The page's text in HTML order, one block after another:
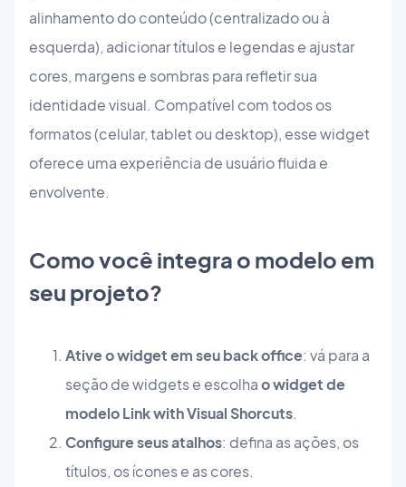
alinhamento do conteúdo (centralizado ou à
esquerda), adicionar títulos e legendas e ajustar
cores, margens e sombras para refletir sua
identidade visual. Compatível com todos os
formatos (celular, tablet ou desktop), esse widget
oferece uma experiência de usuário fluida e
envolvente.
Como você integra o modelo em
seu projeto?
Ative o widget em seu back office: vá para a
seção de widgets e escolhao widget de
modelo Link with Visual Shorcuts.
Configure seus atalhos: defina as ações, os
títulos, os ícones e as cores.